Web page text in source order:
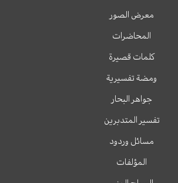
معرض الصور
المحاضرات
كلمات قصيرة
ومضة تفسيرية
جواهر البحار
تفسير المتدبرين
مسائل وردود
المؤلفات